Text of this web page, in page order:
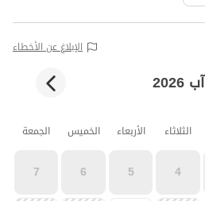
الإبلاغ عن الأخطاء
آب 2026
الثلاثاء الأربعاء الخميس الجمعة
4
5
6
7